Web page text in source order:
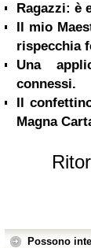
Ragazzi: è
Il mio
rispecchia
Una
connessi.
Il
Magna
Possono